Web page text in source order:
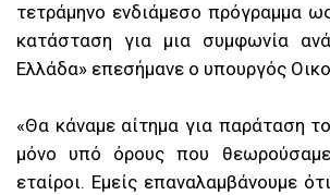
τετράμηνο ενδιάμεσο πρόγραμμα
κατάσταση για μια συμφωνία
Ελλάδα» επεσήμανε ο υπουργός
«Θα κάναμε αίτημα για παράταση
μόνο υπό όρους που
εταίροι. Εμείς επαναλαμβάνουμε